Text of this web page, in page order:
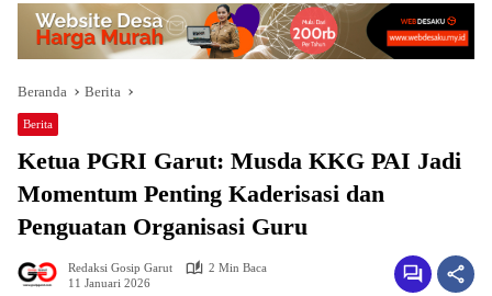
Beranda Berita
Berita
Ketua PGRI Garut: Musda KKG PAI Jadi
Momentum Penting Kaderisasi dan
Penguatan Organisasi Guru
Redaksi Gosip Garut
2 Min Baca
11 Januari 2026